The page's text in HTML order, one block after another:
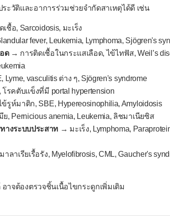
ะวัติและอาการร่วมช่วยจำกัดสาเหตุได้ดี เช่น
ชื้อ, Sarcoidosis, มะเร็ง
fever, Leukemia, Lymphoma, Sjögren's
ด→ การติดเชื้อในกระแสเลือด, ไข้ไทฟัส, Weil’s
vasculitis ต่าง ๆ, Sjögren's syndrome
รคตับแข็งที่มี portal hypertension
ห์มาติก, SBE, Hypereosinophilia, Amyloidosis
, Pernicious anemia, Leukemia, ลิชมาเนียซิส
างระบบประสาท → มะเร็ง, Lymphoma,
าเรียเรื้อรัง, Myelofibrosis, CML, Gaucher's
าจต้องตรวจชิ้นเนื้อไขกระดูกเพิ่มเติม